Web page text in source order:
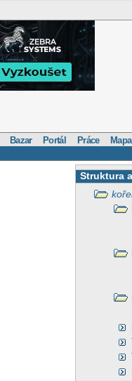
Bazar Portál Práce Mapa
Struktura